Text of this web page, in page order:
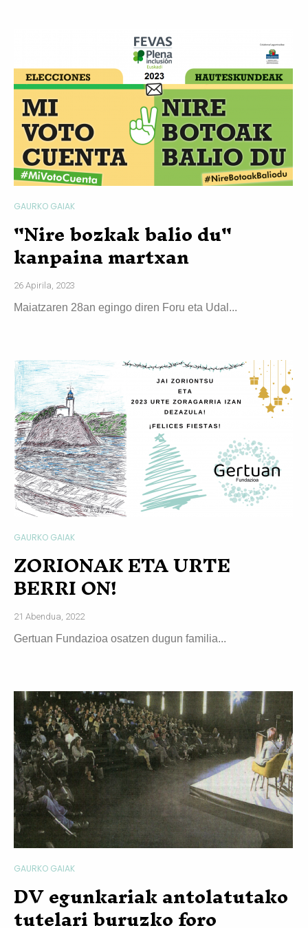
GAURKO GAIAK
"Nire bozkak balio du"
kanpaina martxan
26 Apirila, 2023
Maiatzaren 28an egingo diren Foru eta Udal...
GAURKO GAIAK
ZORIONAK ETA URTE
BERRI ON!
21 Abendua, 2022
Gertuan Fundazioa osatzen dugun familia...
GAURKO GAIAK
DV egunkariak antolatutako
tutelari buruzko foro